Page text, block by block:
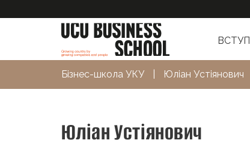
ВСТУП
Бізнес-школа УКУ Юліан Устіянович
Юліан Устіянович